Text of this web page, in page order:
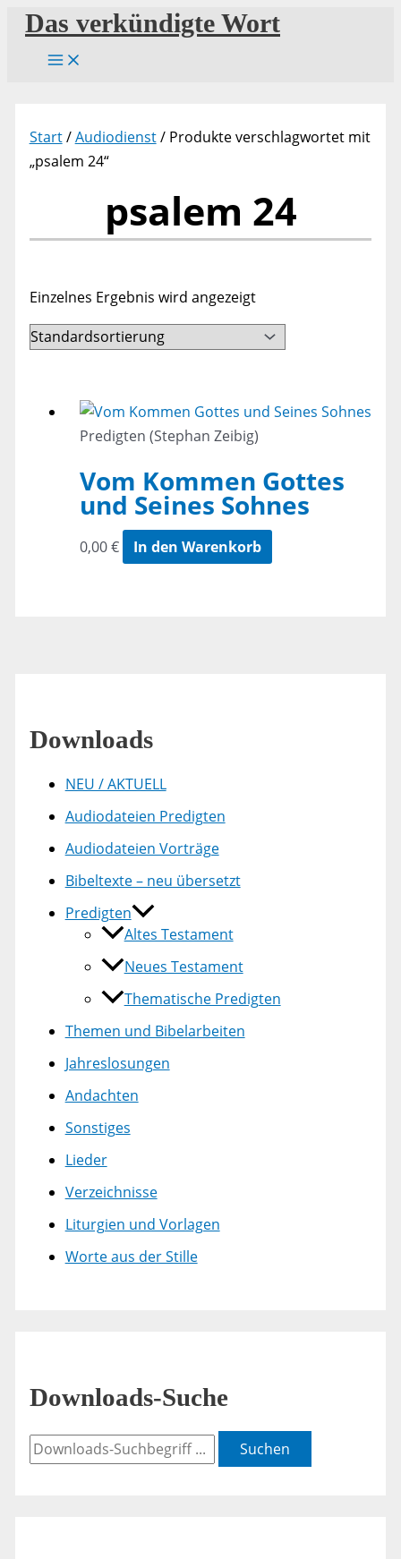
Zum
Inhalt
springen
Das verkündigte Wort
Start/Audiodienst/ Produkte verschlagwortet mit
„psalem 24“
psalem 24
Einzelnes Ergebnis wird angezeigt
Predigten (Stephan Zeibig)
Vom Kommen Gottes
und Seines Sohnes
0,00€ In den Warenkorb
Downloads
NEU / AKTUELL
Audiodateien Predigten
Audiodateien Vorträge
Bibeltexte – neu übersetzt
Predigten
Altes Testament
Neues Testament
Thematische Predigten
Themen und Bibelarbeiten
Jahreslosungen
Andachten
Sonstiges
Lieder
Verzeichnisse
Liturgien und Vorlagen
Worte aus der Stille
Downloads-Suche
Suchen